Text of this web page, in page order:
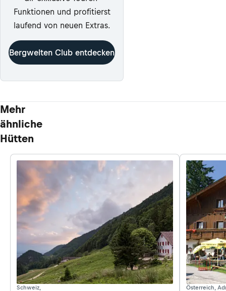
Funktionen und profitierst
laufend von neuen Extras.
Bergwelten Club entdecken
Mehr
ähnliche
Hütten
Schweiz, Österreich,